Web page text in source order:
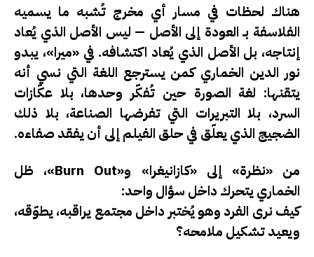
هناك لحظات في مسار أي مخرج تُشبه ما يسميه
الفلاسفة بـ العودة إلى الأصل — ليس الأصل الذي يُعاد
إنتاجه، بل الأصل الذي يُعاد اكتشافه. في «ميرا»، يبدو
نور الدين الخماري كمن يسترجع اللغة التي نسي أنه
يتقنها: لغة الصورة حين تُفكّر وحدها، بلا عكّازات
السرد، بلا التبريرات التي تفرضها الصناعة، بلا ذلك
الضجيج الذي يعلّق في حلق الفيلم إلى أن يفقد صفاءه.
من «نظرة» إلى «كازانيغرا» و«Burn Out»، ظل
الخماري يتحرك داخل سؤال واحد:
كيف نرى الفرد وهو يُختبر داخل مجتمع يراقبه، يطوّقه،
ويعيد تشكيل ملامحه؟